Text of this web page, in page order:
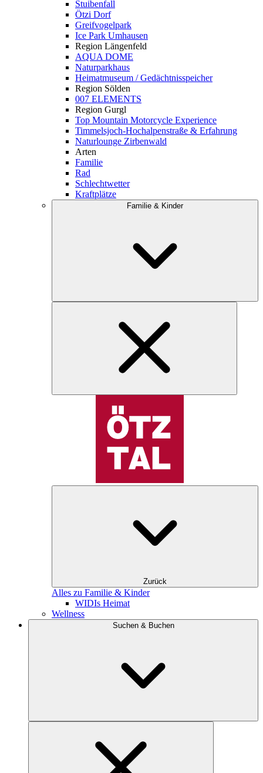
Stuibenfall
Ötzi Dorf
Greifvogelpark
Ice Park Umhausen
Region Längenfeld
AQUA DOME
Naturparkhaus
Heimatmuseum / Gedächtnisspeicher
Region Sölden
007 ELEMENTS
Region Gurgl
Top Mountain Motorcycle Experience
Timmelsjoch-Hochalpenstraße & Erfahrung
Naturlounge Zirbenwald
Arten
Familie
Rad
Schlechtwetter
Kraftplätze
Familie & Kinder
Zurück
Alles zu Familie & Kinder
WIDIs Heimat
Wellness
Suchen & Buchen